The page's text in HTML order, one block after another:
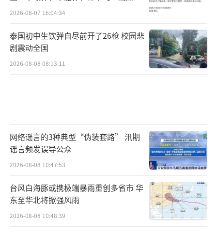
2026-08-07 16:04:34
泰国初中生饮弹自尽前开了26枪 校园悲
剧震动全国
2026-08-08 08:13:11
网络谣言的3种典型“伪装套路” 汛期
谣言频发误导公众
2026-08-08 10:47:53
台风白海豚或携极端暴雨重创多省市 华
东至华北将掀强风雨
2026-08-08 10:48:39